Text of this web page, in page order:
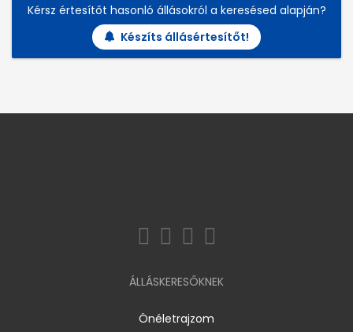
Kérsz értesítőt hasonló állásokról a keresésed alapján?
Készíts állásértesítőt!
ÁLLÁSKERESŐKNEK
Önéletrajzom